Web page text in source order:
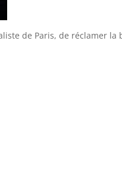
de Paris, de réclamer